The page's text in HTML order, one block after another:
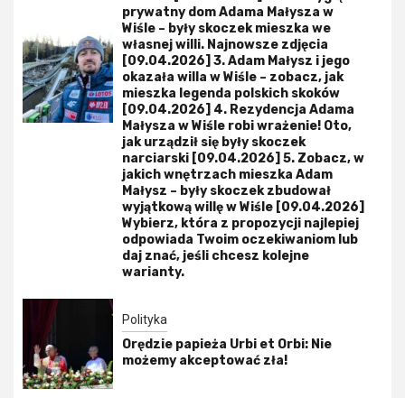
prywatny dom Adama Małysza w
Wiśle – były skoczek mieszka we
własnej willi. Najnowsze zdjęcia
[09.04.2026] 3. Adam Małysz i jego
okazała willa w Wiśle – zobacz, jak
mieszka legenda polskich skoków
[09.04.2026] 4. Rezydencja Adama
Małysza w Wiśle robi wrażenie! Oto,
jak urządził się były skoczek
narciarski [09.04.2026] 5. Zobacz, w
jakich wnętrzach mieszka Adam
Małysz – były skoczek zbudował
wyjątkową willę w Wiśle [09.04.2026]
Wybierz, która z propozycji najlepiej
odpowiada Twoim oczekiwaniom lub
daj znać, jeśli chcesz kolejne
warianty.
Polityka
Orędzie papieża Urbi et Orbi: Nie
możemy akceptować zła!